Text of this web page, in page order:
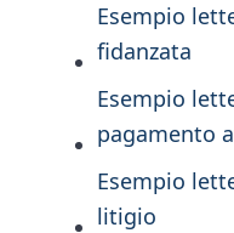
Esempio
fidanzata
Esempio
pagamento
Esempio
litigio